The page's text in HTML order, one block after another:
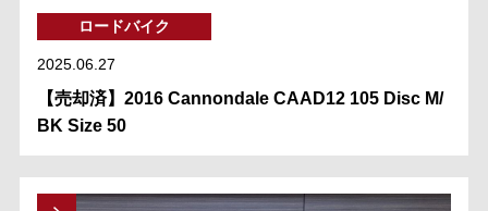
ロードバイク
2025.06.27
【売却済】2016 Cannondale CAAD12 105 Disc M/
BK Size 50